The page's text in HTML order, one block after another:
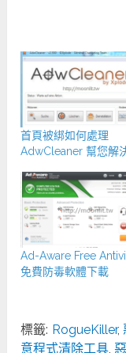
首頁被綁如何處理
AdwCleaner 幫您解
Ad-Aware Free
免費防毒軟體下載
標籤: RogueKiller,
意程式清除工具,